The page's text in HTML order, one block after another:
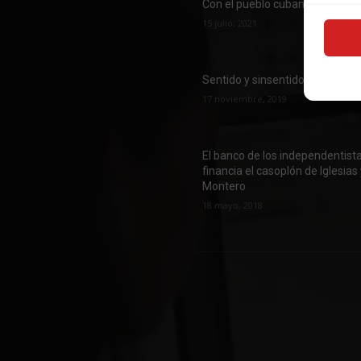
Con el pueblo cubano
15 julio, 2021
Sentido y sinsentido
17 noviembre, 2019
El banco de los
financia el casoplón de Iglesias
Montero
18 mayo, 2018